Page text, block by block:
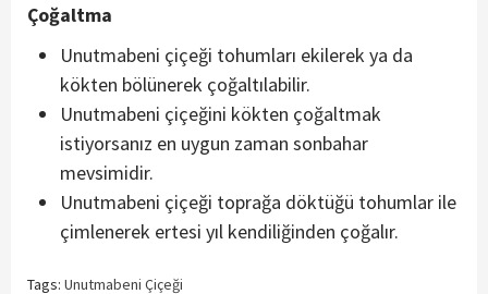
Çoğaltma
Unutmabeni çiçeği tohumları ekilerek ya da
kökten bölünerek çoğaltılabilir.
Unutmabeni çiçeğini kökten çoğaltmak
istiyorsanız en uygun zaman sonbahar
mevsimidir.
Unutmabeni çiçeği toprağa döktüğü tohumlar ile
çimlenerek ertesi yıl kendiliğinden çoğalır.
Tags: Unutmabeni Çiçeği